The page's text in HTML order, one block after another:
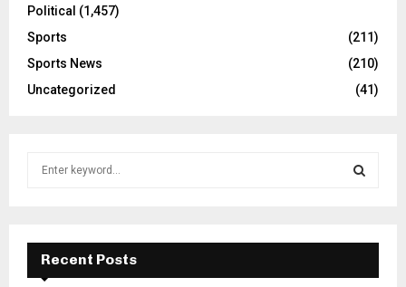
Political (1,457)
Sports
(211)
Sports News
(210)
Uncategorized
(41)
f
E
A
Recent Posts